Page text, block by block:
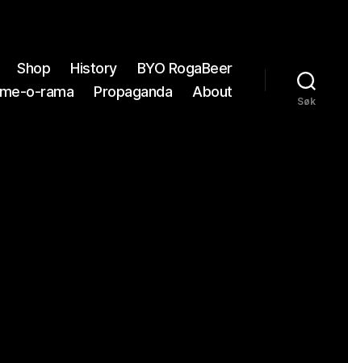
Shop History
BYO RogaBeer
o-rama
Propaganda About
Søk